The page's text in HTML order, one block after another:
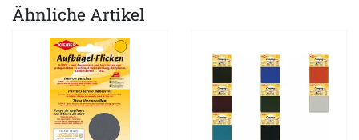
Ähnliche Artikel